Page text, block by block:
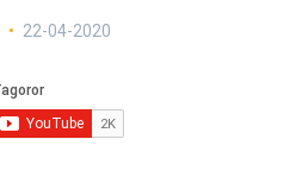
22-04-2020